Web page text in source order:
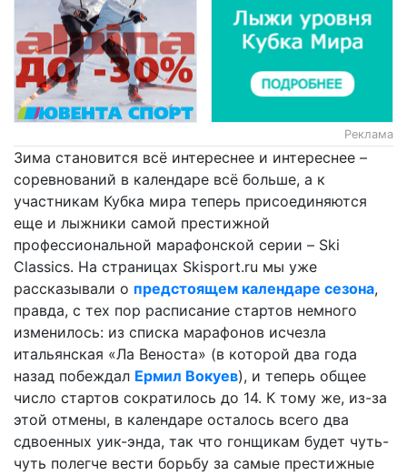
Реклама
Зима становится всё интереснее и интереснее –
соревнований в календаре всё больше, а к
участникам Кубка мира теперь присоединяются
еще и лыжники самой престижной
профессиональной марафонской серии – Ski
Classics. На страницах Skisport.ru мы уже
рассказывали о предстоящем календаре сезона,
правда, с тех пор расписание стартов немного
изменилось: из списка марафонов исчезла
итальянская «Ла Веноста» (в которой два года
назад побеждал Ермил Вокуев), и теперь общее
число стартов сократилось до 14. К тому же, из-за
этой отмены, в календаре осталось всего два
сдвоенных уик-энда, так что гонщикам будет чуть-
чуть полегче вести борьбу за самые престижные